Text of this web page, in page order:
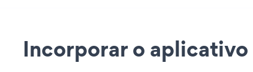
Incorporar o